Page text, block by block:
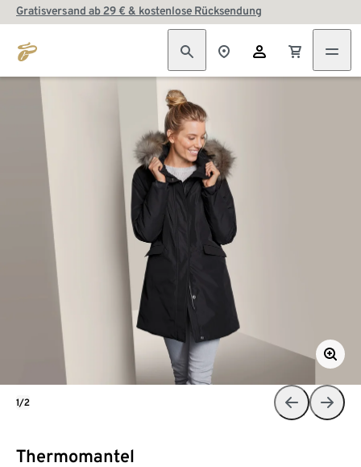
Gratisversand ab 29 € & kostenlose Rücksendung
Thermomantel
1/2